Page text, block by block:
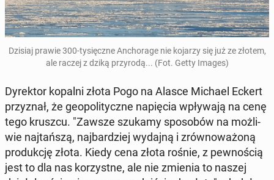
Dzisiaj prawie 300-ty­sięcz­ne An­cho­ra­ge nie kojarzy się już ze złotem,
ale raczej z dziką przy­ro­dą... (Fot. Getty Images)
Dy­rek­tor kopalni złota Pogo na Alasce Michael Eckert
przy­znał, że geo­po­li­tycz­ne na­pię­cia wpły­wa­ją na cenę
tego kruszcu. "Zawsze szukamy spo­so­bów na moż­li­
wie naj­tań­szą, naj­bar­dziej wydajną i zrów­no­wa­żo­ną
pro­duk­cję złota. Kiedy cena złota rośnie, z pew­no­ścią
jest to dla nas ko­rzyst­ne, ale nie zmienia to naszej